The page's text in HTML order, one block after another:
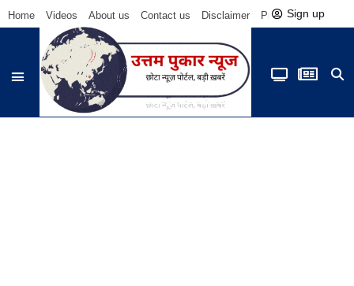
Home Videos About us Contact us Disclaimer Privacy Policy
Sign up